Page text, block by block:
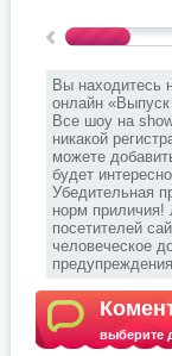
Вы находитесь
онлайн
Все шоу на
никакой
можете
будет
Убедительная
норм приличия!
посетителей
человеческое
выберите